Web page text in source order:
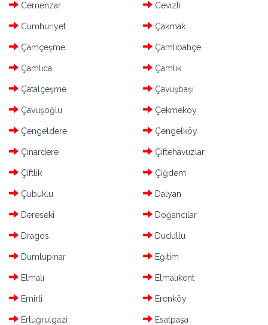
Cemenzar Cevizli
Cumhuriyet Çakmak
Çamçeşme Çamlıbahçe
Çamlıca Çamlık
Çatalçeşme Çavuşbaşı
Çavuşoğlu Çekmeköy
Çengeldere Çengelköy
Çınardere Çiftehavuzlar
Çiftlik Çiğdem
Çubuklu Dalyan
Dereseki Doğancılar
Dragos Dudullu
Dumlupınar Eğitim
Elmalı Elmalıkent
Emirli Erenköy
Ertuğrulgazi Esatpaşa